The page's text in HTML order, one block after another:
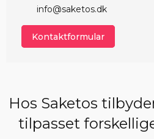
info@saketos.dk
Kontaktformular
Hos Saketos
tilpasset